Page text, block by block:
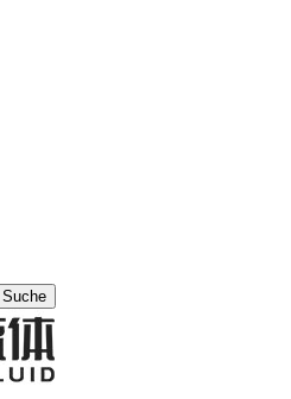
Suche